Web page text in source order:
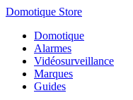
Domotique Store
Domotique
Alarmes
Vidéosurveillance
Marques
Guides